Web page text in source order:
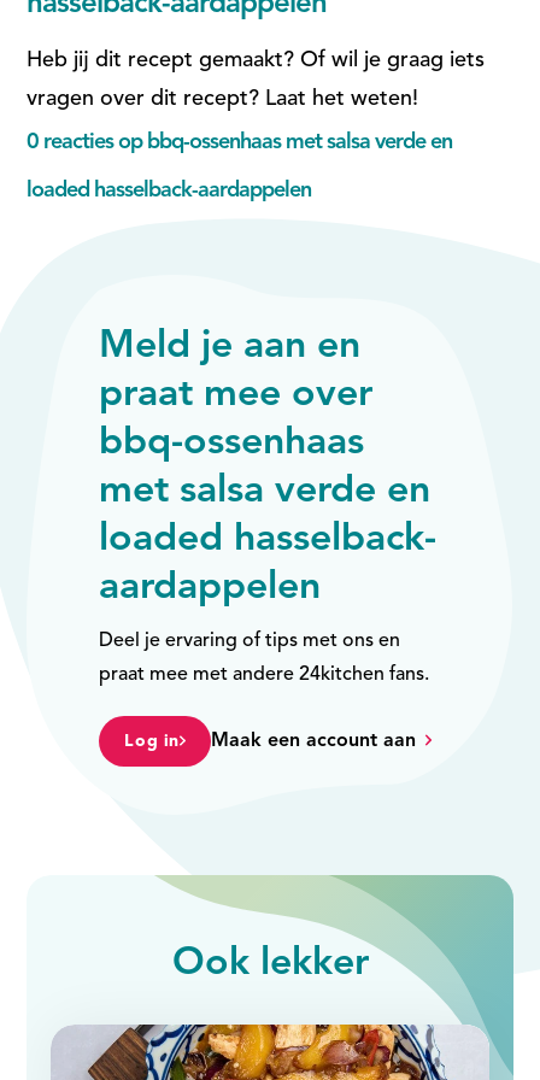
Heb jij dit recept gemaakt? Of wil je graag iets
vragen over dit recept? Laat het weten!
0 reacties op bbq-ossenhaas met salsa verde en
loaded hasselback-aardappelen
Meld je aan en
praat mee over
bbq-ossenhaas
met salsa verde en
loaded hasselback-
aardappelen
Deel je ervaring of tips met ons en
praat mee met andere 24kitchen fans.
Log in Maak een account aan
Ook lekker
slide